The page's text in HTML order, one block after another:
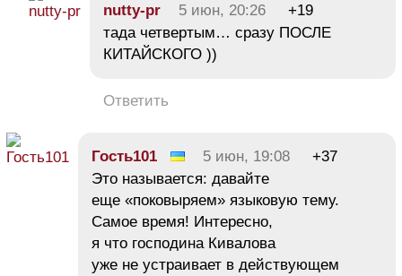
nutty-pr 5 июн, 20:26
+19
тада четвертым… сразу ПОСЛЕ
КИТАЙСКОГО ))
Ответить
Гость101 5 июн, 19:08
+37
Это называется: давайте
еще «поковыряем» языковую тему.
Самое время! Интересно,
я что господина Кивалова
уже не устраивает в действующем